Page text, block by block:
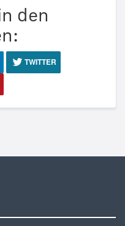
den
TWITTER